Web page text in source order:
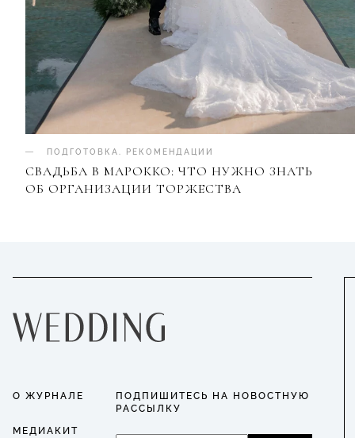
ПОДГОТОВКА. РЕКОМЕНДАЦИИ
СВАДЬБА В МАРОККО: ЧТО НУЖНО ЗНАТЬ
ОБ ОРГАНИЗАЦИИ ТОРЖЕСТВА
О ЖУРНАЛЕ
МЕДИАКИТ
ПОДПИШИТЕСЬ НА НОВОСТНУЮ
РАССЫЛКУ